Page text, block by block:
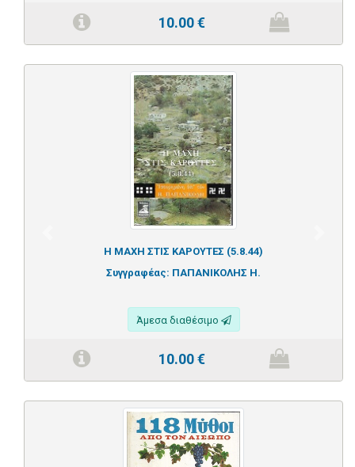
10.00€
Η ΜΑΧΗ ΣΤΙΣ ΚΑΡΟΥΤΕΣ (5.8.44)
Συγγραφέας: ΠΑΠΑΝΙΚΟΛΗΣ Η.
Άμεσα διαθέσιμο
10.00€